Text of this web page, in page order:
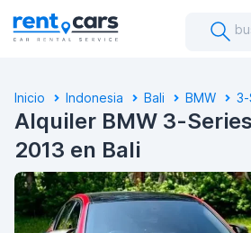
Inicio Indonesia Bali BMW 3-
Alquiler BMW 3-
2013 en Bali